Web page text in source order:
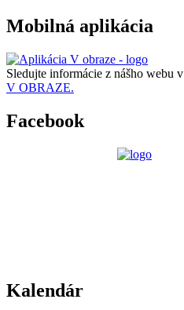
Mobilná aplikácia
Sledujte informácie z nášho webu v
V OBRAZE.
Facebook
Kalendár